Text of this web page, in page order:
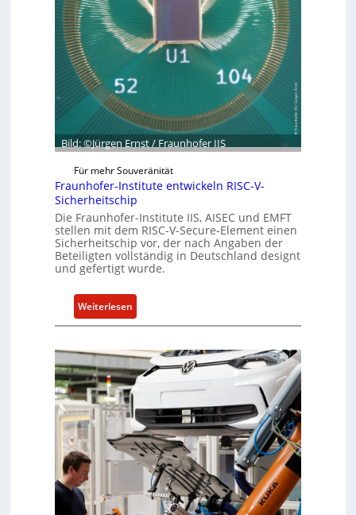
R
e
s
i
l
i
e
c
e
c
t
t
G
s
c
h
ä
t
s
e
i
n
h
e
i
f
r
S
o
f
t
w
a
e
Bild: ©Jürgen Ernst / Fraunhofer IIS
Für mehr Souveränität
Fraunhofer-Institute entwickeln RISC-V-
Sicherheitschip
Die Fraunhofer-Institute IIS, AISEC und EMFT
stellen mit dem RISC-V-Secure-Element einen
Sicherheitschip vor, der nach Angaben der
Beteiligten vollständig in Deutschland designt
und gefertigt wurde.
Weiterlesen
F
a
u
n
h
o
f
e
-